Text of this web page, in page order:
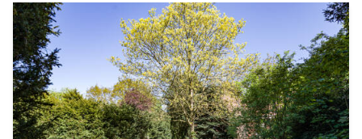
Mehrfamilienhäuser
Gewerbe